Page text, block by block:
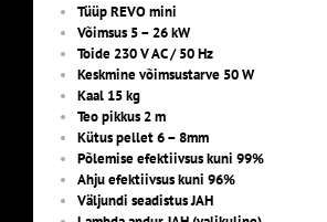
Tüüp REVO mini
Võimsus 5 – 26 kW
Toide 230 V AC / 50 Hz
Keskmine võimsustarve 50 W
Kaal 15 kg
Teo pikkus 2 m
Kütus pellet 6 – 8mm
Põlemise efektiivsus kuni 99%
Ahju efektiivsus kuni 96%
Väljundi seadistus JAH